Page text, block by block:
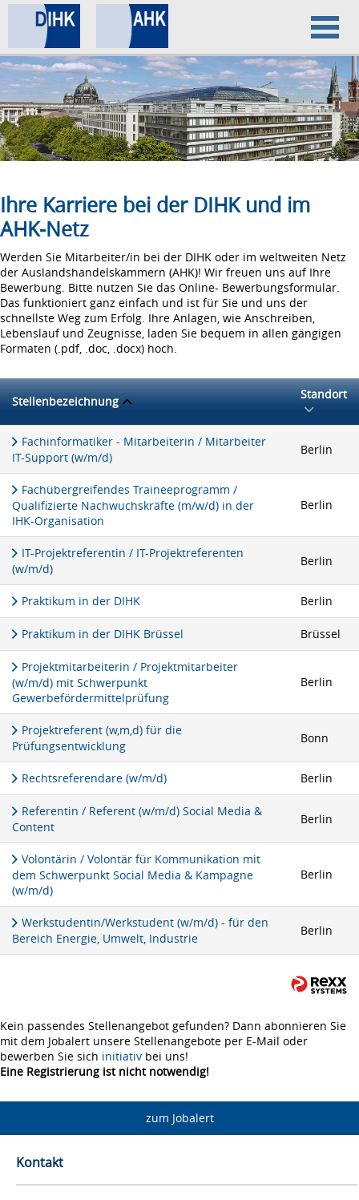
Home
Datenschutz
Impressum
Ihre Karriere bei der DIHK und im
AHK-Netz
Werden Sie Mitarbeiter/in bei der DIHK oder im weltweiten Netz
der Auslandshandelskammern (AHK)! Wir freuen uns auf Ihre
Bewerbung. Bitte nutzen Sie das Online- Bewerbungsformular.
Das funktioniert ganz einfach und ist für Sie und uns der
schnellste Weg zum Erfolg. Ihre Anlagen, wie Anschreiben,
Lebenslauf und Zeugnisse, laden Sie bequem in allen gängigen
Formaten (.pdf, .doc, .docx) hoch.
Stellenbezeichnung Standort
Fachinformatiker - Mitarbeiterin / Mitarbeiter
IT-Support (w/m/d)
Berlin
Fachübergreifendes Traineeprogramm /
Qualifizierte Nachwuchskräfte (m/w/d) in der
IHK-Organisation
Berlin
IT-Projektreferentin / IT-Projektreferenten
(w/m/d)
Berlin
Praktikum in der DIHK Berlin
Praktikum in der DIHK Brüssel Brüssel
Projektmitarbeiterin / Projektmitarbeiter
(w/m/d) mit Schwerpunkt
Gewerbefördermittelprüfung
Berlin
Projektreferent (w,m,d) für die
Prüfungsentwicklung
Bonn
Rechtsreferendare (w/m/d) Berlin
Referentin / Referent (w/m/d) Social Media &
Content
Berlin
Volontärin / Volontär für Kommunikation mit
dem Schwerpunkt Social Media & Kampagne
(w/m/d)
Berlin
Werkstudentin/Werkstudent (w/m/d) - für den
Bereich Energie, Umwelt, Industrie
Berlin
Kein passendes Stellenangebot gefunden? Dann abonnieren Sie
mit dem Jobalert unsere Stellenangebote per E-Mail oder
bewerben Sie sich initiativ bei uns!
Eine Registrierung ist nicht notwendig!
zum Jobalert
Kontakt